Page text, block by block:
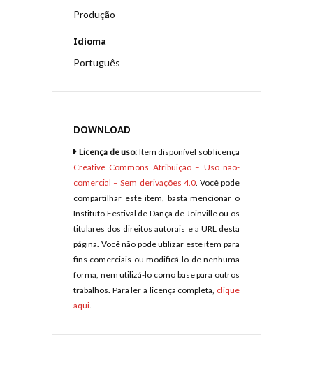
Produção
Idioma
Português
DOWNLOAD
Licença de uso: Item disponível sob licença
Creative Commons Atribuição – Uso não-
comercial – Sem derivações 4.0. Você pode
compartilhar este item, basta mencionar o
Instituto Festival de Dança de Joinville ou os
titulares dos direitos autorais e a URL desta
página. Você não pode utilizar este item para
fins comerciais ou modificá-lo de nenhuma
forma, nem utilizá-lo como base para outros
trabalhos. Para ler a licença completa, clique
aqui